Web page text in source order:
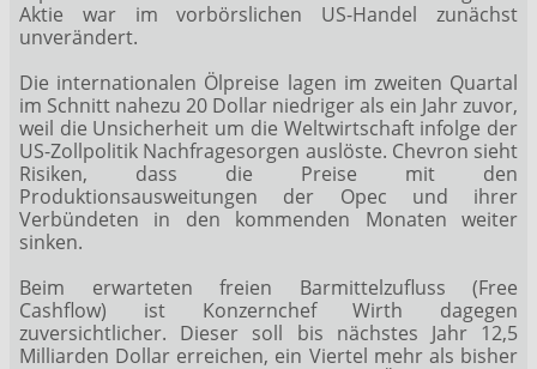
Aktie war im vorbörslichen US-Handel zunächst
unverändert.
Die internationalen Ölpreise lagen im zweiten Quartal
im Schnitt nahezu 20 Dollar niedriger als ein Jahr zuvor,
weil die Unsicherheit um die Weltwirtschaft infolge der
US-Zollpolitik Nachfragesorgen auslöste. Chevron sieht
Risiken, dass die Preise mit den
Produktionsausweitungen der Opec und ihrer
Verbündeten in den kommenden Monaten weiter
sinken.
Beim erwarteten freien Barmittelzufluss (Free
Cashflow) ist Konzernchef Wirth dagegen
zuversichtlicher. Dieser soll bis nächstes Jahr 12,5
Milliarden Dollar erreichen, ein Viertel mehr als bisher